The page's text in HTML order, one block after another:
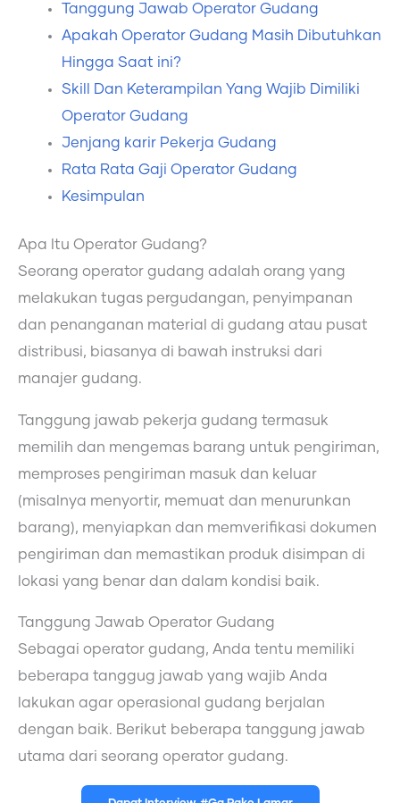
Tanggung Jawab Operator Gudang
Apakah Operator Gudang Masih Dibutuhkan
Hingga Saat ini?
Skill Dan Keterampilan Yang Wajib Dimiliki
Operator Gudang
Jenjang karir Pekerja Gudang
Rata Rata Gaji Operator Gudang
Kesimpulan
Apa Itu Operator Gudang?
Seorang operator gudang adalah orang yang
melakukan tugas pergudangan, penyimpanan
dan penanganan material di gudang atau pusat
distribusi, biasanya di bawah instruksi dari
manajer gudang.
Tanggung jawab pekerja gudang termasuk
memilih dan mengemas barang untuk pengiriman,
memproses pengiriman masuk dan keluar
(misalnya menyortir, memuat dan menurunkan
barang), menyiapkan dan memverifikasi dokumen
pengiriman dan memastikan produk disimpan di
lokasi yang benar dan dalam kondisi baik.
Tanggung Jawab Operator Gudang
Sebagai operator gudang, Anda tentu memiliki
beberapa tanggug jawab yang wajib Anda
lakukan agar operasional gudang berjalan
dengan baik. Berikut beberapa tanggung jawab
utama dari seorang operator gudang.